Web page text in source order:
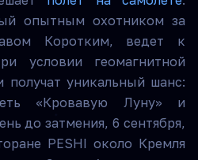
опытным охотником за
Коротким, ведет к
условии геомагнитной
получат уникальный шанс:
«Кровавую Луну» и
до затмения, 6 сентября,
PESHI около Кремля